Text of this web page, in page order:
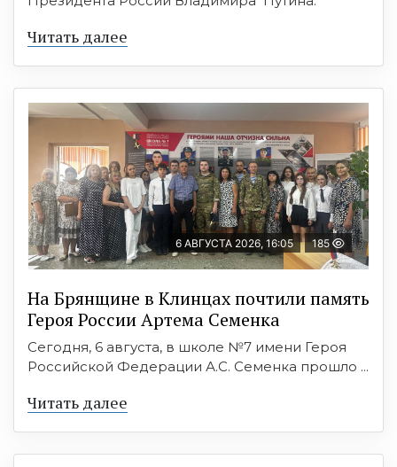
Читать далее
6 АВГУСТА 2026, 16:05 185
На Брянщине в Клинцах почтили память
Героя России Артема Семенка
Сегодня, 6 августа, в школе №7 имени Героя
Российской Федерации А.С. Семенка прошло ...
Читать далее